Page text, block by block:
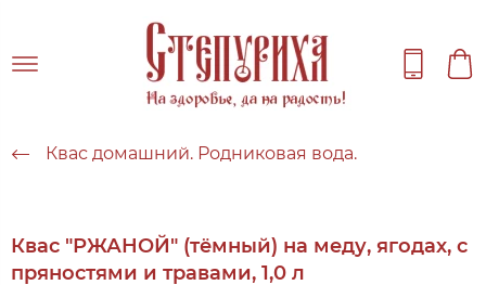
Квас домашний. Родниковая вода.
Квас "РЖАНОЙ" (тёмный) на меду, ягодах, с
пряностями и травами, 1,0 л